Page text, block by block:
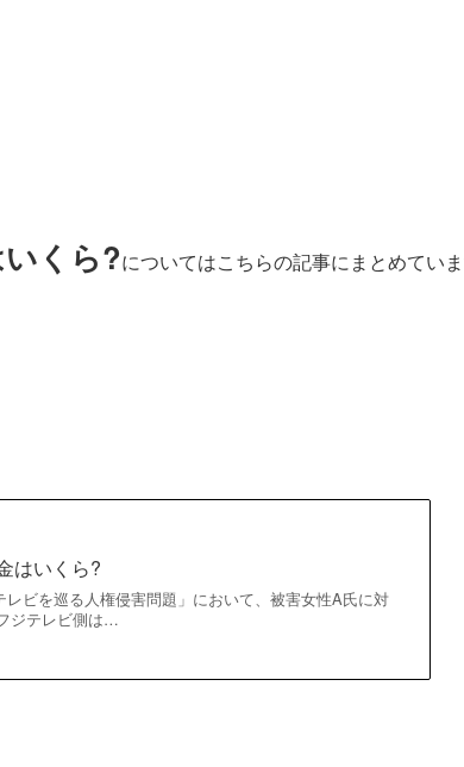
くら?についてはこちらの記事にまとめてい
はいくら?
ビを巡る人権侵害問題」において、被害女性A氏に対
ジテレビ側は…